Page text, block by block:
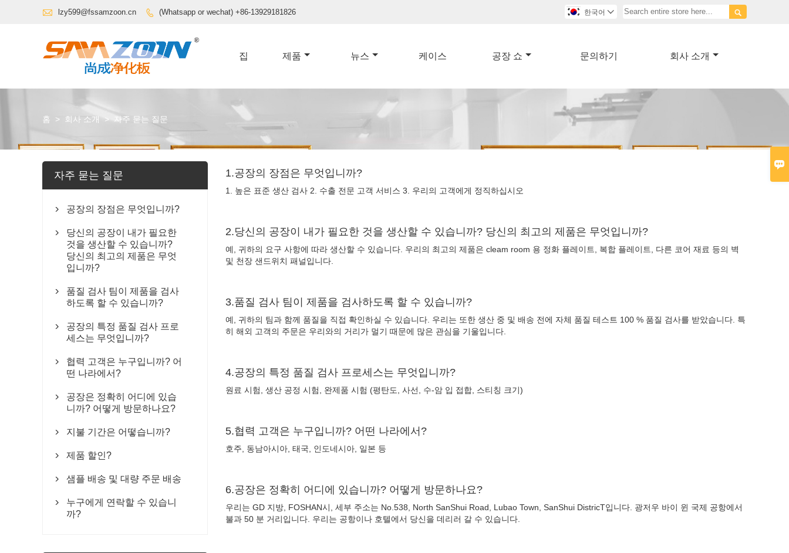

 lzy599@fssamzoon.cn  (Whatsapp or wechat) +86-13929181826 
한국어 
집 제품 뉴스 케이스 공장 쇼 문의하기 회사 소개
홈 > 회사 소개 > 자주 묻는 질문
1.공장의 장점은 무엇입니까?
1. 높은 표준 생산 검사 2. 수출 전문 고객 서비스 3. 우리의 고객에게 정직하십시오
2.당신의 공장이 내가 필요한 것을 생산할 수 있습니까? 당신의 최고의 제품은 무엇입니까?
예, 귀하의 요구 사항에 따라 생산할 수 있습니다. 우리의 최고의 제품은 cleam room 용 정화 플레이트, 복합 플레이트, 다른 코어 재료 등의 벽
및 천장 샌드위치 패널입니다.
3.품질 검사 팀이 제품을 검사하도록 할 수 있습니까?
예, 귀하의 팀과 함께 품질을 직접 확인하실 수 있습니다. 우리는 또한 생산 중 및 배송 전에 자체 품질 테스트 100 % 품질 검사를 받았습니다. 특
히 해외 고객의 주문은 우리와의 거리가 멀기 때문에 많은 관심을 기울입니다.
4.공장의 특정 품질 검사 프로세스는 무엇입니까?
원료 시험, 생산 공정 시험, 완제품 시험 (평탄도, 사선, 수-암 입 접합, 스티칭 크기)
5.협력 고객은 누구입니까? 어떤 나라에서?
호주, 동남아시아, 태국, 인도네시아, 일본 등
6.공장은 정확히 어디에 있습니까? 어떻게 방문하나요?
우리는 GD 지방, FOSHAN시, 세부 주소는 No.538, North SanShui Road, Lubao Town, SanShui DistricT입니다. 광저우 바이 윈 국제 공항에서
불과 50 분 거리입니다. 우리는 공항이나 호텔에서 당신을 데리러 갈 수 있습니다.
자주 묻는 질문
 공장의 장점은 무엇입니까?

당신의 공장이 내가 필요한
것을 생산할 수 있습니까?
당신의 최고의 제품은 무엇
입니까?

품질 검사 팀이 제품을 검사
하도록 할 수 있습니까?

공장의 특정 품질 검사 프로
세스는 무엇입니까?

협력 고객은 누구입니까? 어
떤 나라에서?

공장은 정확히 어디에 있습
니까? 어떻게 방문하나요?
 지불 기간은 어떻습니까?
 제품 할인?
 샘플 배송 및 대량 주문 배송

누구에게 연락할 수 있습니
까?